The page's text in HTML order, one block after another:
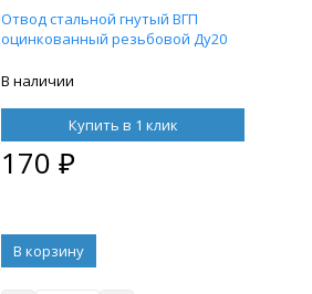
Отвод стальной гнутый ВГП
оцинкованный резьбовой Ду20
В наличии
Купить в 1 клик
170 ₽
В корзину